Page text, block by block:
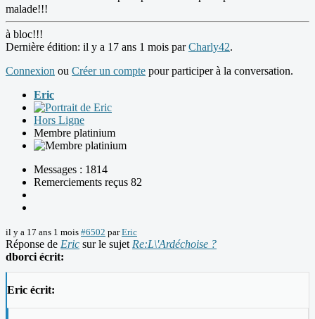
malade!!!
à bloc!!!
Dernière édition: il y a 17 ans 1 mois parCharly42.
Connexion ou Créer un compte pour participer à la conversation.
Eric
Hors Ligne
Membre platinium
Messages : 1814
Remerciements reçus 82
il y a 17 ans 1 mois #6502 parEric
Réponse de Eric sur le sujet Re:L\'Ardéchoise ?
dborci écrit:
Eric écrit: